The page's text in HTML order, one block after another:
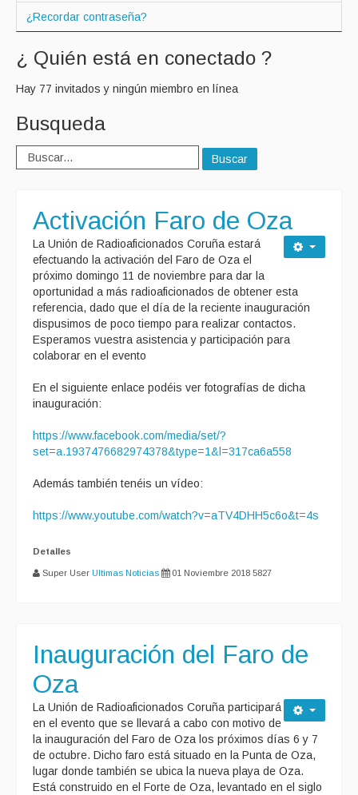
¿Recordar contraseña?
¿ Quién está en conectado ?
Hay 77 invitados y ningún miembro en línea
Busqueda
Buscar
Activación Faro de Oza
La Unión de Radioaficionados Coruña estará
efectuando la activación del Faro de Oza el
próximo domingo 11 de noviembre para dar la
oportunidad a más radioaficionados de obtener esta
referencia, dado que el día de la reciente inauguración
dispusimos de poco tiempo para realizar contactos.
Esperamos vuestra asistencia y participación para
colaborar en el evento
En el siguiente enlace podéis ver fotografías de dicha
inauguración:
https://www.facebook.com/media/set/?
set=a.1937476682974378&type=1&l=317ca6a558
Además también tenéis un vídeo:
https://www.youtube.com/watch?v=aTV4DHH5c6o&t=4s
Detalles
Super User Ultimas Noticias 01 Noviembre 2018 5827
Inauguración del Faro de
Oza
La Unión de Radioaficionados Coruña participará
en el evento que se llevará a cabo con motivo de
la inauguración del Faro de Oza los próximos días 6 y 7
de octubre. Dicho faro está situado en la Punta de Oza,
lugar donde también se ubica la nueva playa de Oza.
Está construido en el Forte de Oza, levantado en el siglo